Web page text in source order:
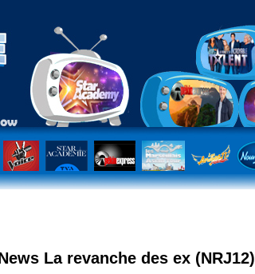
La revanche des ex (NRJ12)